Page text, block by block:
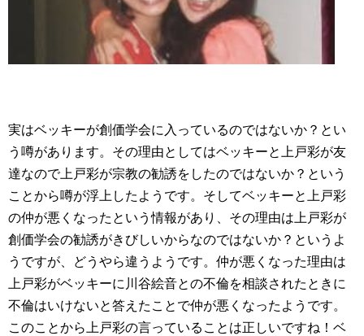
実はベッキーが創価学会に入っているのではないか？とい
う噂があります。その理由としてはベッキーと上戸彩が友
達なので上戸彩が宗教の勧誘をしたのではないか？という
ことから噂が浮上したようです。そしてベッキーと上戸彩
の仲が悪くなったという情報があり、その理由は上戸彩が
創価学会の勧誘がきびしいからなのではないか？というよ
うですが、どうやら違うようです。仲が悪くなった理由は
上戸彩がベッキーに川谷絵音との不倫を相談されたときに
不倫はいけないと答えたことで仲が悪くなったようです。
このことから上戸彩の言っていることは正しいですね！ベ